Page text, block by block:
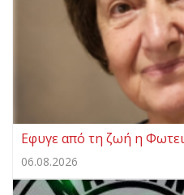
Eφυγε από τη ζωή η
06.08.2026